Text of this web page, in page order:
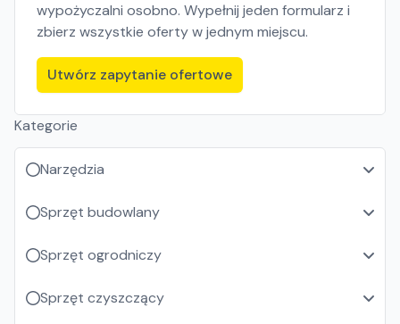
wypożyczalni osobno. Wypełnij jeden formularz i
zbierz wszystkie oferty w jednym miejscu.
Utwórz zapytanie ofertowe
Kategorie
Narzędzia
Sprzęt budowlany
Sprzęt ogrodniczy
Sprzęt czyszczący